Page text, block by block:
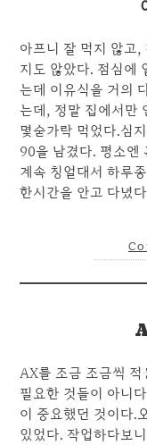
아프니 잘 먹지 않고,
지도 않았다. 점심에
는데 이유식을 거의
는데, 정말 집에서만
몇숟가락 먹었다.심
90을 남겼다. 평소엔
계속 칭얼대서 하루
한시간을 안고 다녔
AX를 조금 조금씩
필요한 것들이 아니
이 중요했던 것이다.
있었다. 작업하다보